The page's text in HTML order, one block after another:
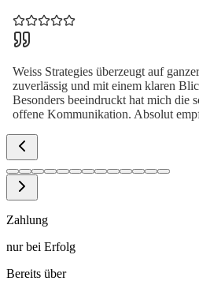
Weiss Strategies überzeugt auf
zuverlässig und mit einem klaren
Besonders beeindruckt hat mich die
offene Kommunikation. Absolut
Zahlung
nur bei Erfolg
Bereits über